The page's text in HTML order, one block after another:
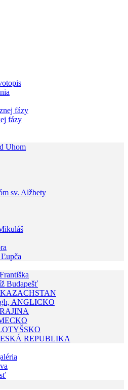
fázy
fázy
Uhom
sv. Alžbety
Ľupča
Budapešť
KAZACHSTAN
ANGLICKO
REPUBLIKA